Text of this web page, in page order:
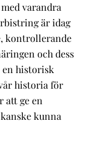
varandra
är idag
kontrollerande
och dess
historisk
historia för
att ge en
kunna